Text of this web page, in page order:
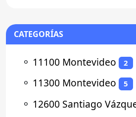
CATEGORÍAS
⚬ 11100 Montevideo 2
⚬ 11300 Montevideo 5
⚬ 12600 Santiago